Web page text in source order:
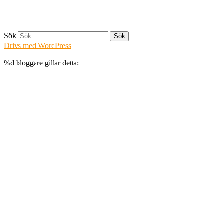
Sök
Drivs med WordPress
%d bloggare gillar detta: